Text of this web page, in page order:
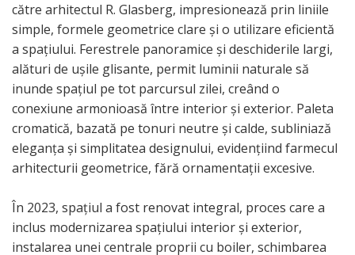
către arhitectul R. Glasberg, impresionează prin liniile
simple, formele geometrice clare și o utilizare eficientă
a spațiului. Ferestrele panoramice și deschiderile largi,
alături de ușile glisante, permit luminii naturale să
inunde spațiul pe tot parcursul zilei, creând o
conexiune armonioasă între interior și exterior. Paleta
cromatică, bazată pe tonuri neutre și calde, subliniază
eleganța și simplitatea designului, evidențiind farmecul
arhitecturii geometrice, fără ornamentații excesive.
În 2023, spațiul a fost renovat integral, proces care a
inclus modernizarea spațiului interior și exterior,
instalarea unei centrale proprii cu boiler, schimbarea